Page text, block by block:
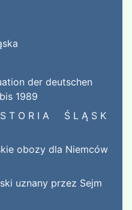
der deutschen
1989
T O R I A Ś L Ą S K
obozy dla Niemców
uznany przez Sejm